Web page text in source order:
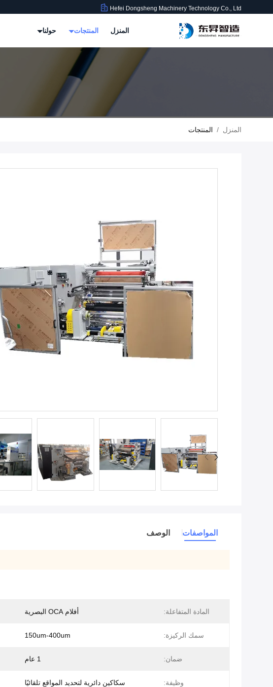
Hefei Dongsheng Machinery Technology Co., Ltd
المنزل المنتجات حولنا
المنزل / المنتجات
المواصفات الوصف
المادة المتفاعلة: أفلام OCA البصرية
سمك الركيزة: 150um-400um
ضمان: 1 عام
وظيفة: سكاكين دائرية لتحديد المواقع تلقائيًا